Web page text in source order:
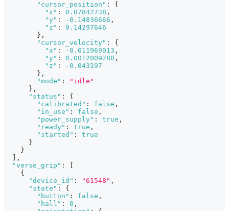
"cursor_position" :
{
"x" : 0.07842738 ,
"y" : -0.14836666 ,
"z" :
0.14297646
} ,
"cursor_velocity" :
{
"x" : -0.011969013 ,
"y" : 0.0012009288 ,
"z" :
-0.043197
} ,
"mode" :
"idle"
} ,
"status" :
{
"calibrated" : false ,
"in_use" : false ,
"power_supply" : true ,
"ready" : true ,
"started" :
true
}
}
] ,
"verse_grip" :
[
{
"device_id" : "61548" ,
"state" :
{
"button" : false ,
"hall" : 0 ,